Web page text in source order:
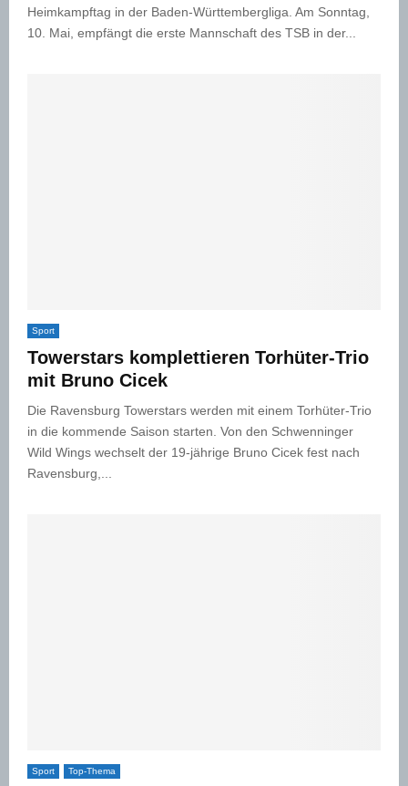
Heimkampftag in der Baden-Württembergliga. Am Sonntag,
10. Mai, empfängt die erste Mannschaft des TSB in der...
Sport
Towerstars komplettieren Torhüter-Trio
mit Bruno Cicek
Die Ravensburg Towerstars werden mit einem Torhüter-Trio
in die kommende Saison starten. Von den Schwenninger
Wild Wings wechselt der 19-jährige Bruno Cicek fest nach
Ravensburg,...
Sport Top-Thema